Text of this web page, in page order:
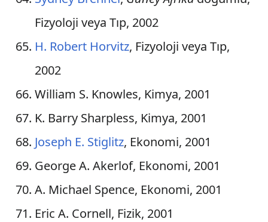
Fizyoloji veya Tıp, 2002
H. Robert Horvitz, Fizyoloji veya Tıp,
2002
William S. Knowles, Kimya, 2001
K. Barry Sharpless, Kimya, 2001
Joseph E. Stiglitz, Ekonomi, 2001
George A. Akerlof, Ekonomi, 2001
A. Michael Spence, Ekonomi, 2001
Eric A. Cornell, Fizik, 2001